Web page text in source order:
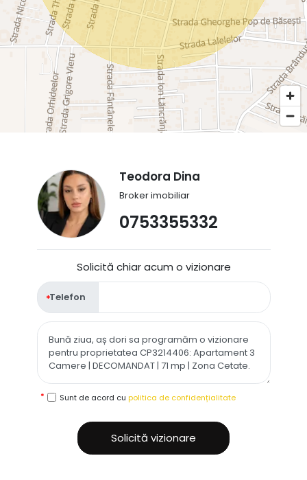
Teodora Dina
Broker imobiliar
0753355332
Solicită chiar acum o vizionare
Telefon
Sunt de acord cu politica de confidențialitate
Solicită vizionare